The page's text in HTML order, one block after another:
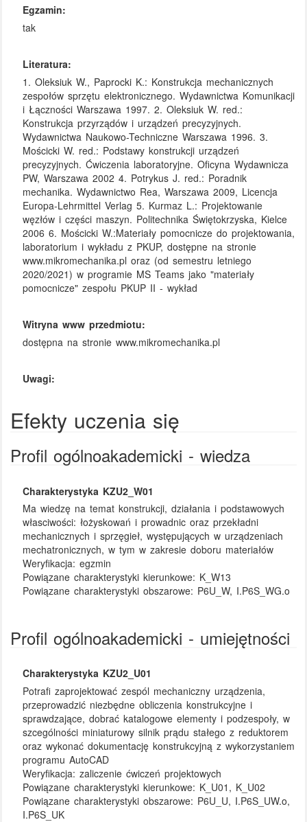
Egzamin:
tak
Literatura:
1. Oleksiuk W., Paprocki K.: Konstrukcja mechanicznych
zespołów sprzętu elektronicznego. Wydawnictwa Komunikacji
i Łączności Warszawa 1997. 2. Oleksiuk W. red.:
Konstrukcja przyrządów i urządzeń precyzyjnych.
Wydawnictwa Naukowo-Techniczne Warszawa 1996. 3.
Mościcki W. red.: Podstawy konstrukcji urządzeń
precyzyjnych. Ćwiczenia laboratoryjne. Oficyna Wydawnicza
PW, Warszawa 2002 4. Potrykus J. red.: Poradnik
mechanika. Wydawnictwo Rea, Warszawa 2009, Licencja
Europa-Lehrmittel Verlag 5. Kurmaz L.: Projektowanie
węzłów i części maszyn. Politechnika Świętokrzyska, Kielce
2006 6. Mościcki W.:Materiały pomocnicze do projektowania,
laboratorium i wykładu z PKUP, dostępne na stronie
www.mikromechanika.pl oraz (od semestru letniego
2020/2021) w programie MS Teams jako "materiały
pomocnicze" zespołu PKUP II - wykład
Witryna www przedmiotu:
dostępna na stronie www.mikromechanika.pl
Uwagi:
Efekty uczenia się
Profil ogólnoakademicki - wiedza
Charakterystyka KZU2_W01
Ma wiedzę na temat konstrukcji, działania i podstawowych
własciwości: łożyskowań i prowadnic oraz przekładni
mechanicznych i sprzęgieł, występujących w urządzeniach
mechatronicznych, w tym w zakresie doboru materiałów
Weryfikacja:egzmin
Powiązane charakterystyki kierunkowe: K_W13
Powiązane charakterystyki obszarowe: P6U_W, I.P6S_WG.o
Profil ogólnoakademicki - umiejętności
Charakterystyka KZU2_U01
Potrafi zaprojektować zespól mechaniczny urządzenia,
przeprowadzić niezbędne obliczenia konstrukcyjne i
sprawdzające, dobrać katalogowe elementy i podzespoły, w
szcególności miniaturowy silnik prądu stałego z reduktorem
oraz wykonać dokumentację konstrukcyjną z wykorzystaniem
programu AutoCAD
Weryfikacja:zaliczenie ćwiczeń projektowych
Powiązane charakterystyki kierunkowe: K_U01, K_U02
Powiązane charakterystyki obszarowe: P6U_U, I.P6S_UW.o,
I.P6S_UK